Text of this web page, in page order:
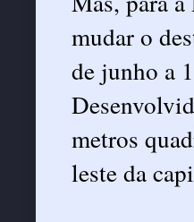
mudar o
de junho a
metros
leste da